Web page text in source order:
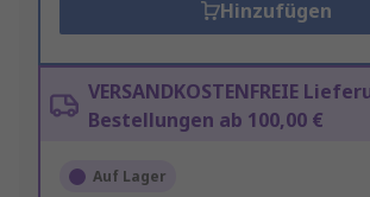
Hinzufügen
VERSANDKOSTENFREIE
Bestellungen ab 100,00 €
Auf Lager